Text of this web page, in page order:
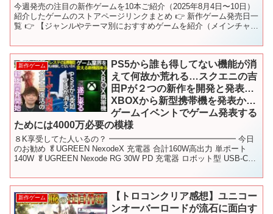
今週発売の注目の新作ゲームを10本ご紹介（2025年8月4日〜10日）
紹介したゲームのストアページリンクまとめ 👉 新作ゲーム発売日一
覧 👉 【ジャンルやテーマ別におすすめゲームを紹介（メインチャン
新作ゲーム
PS5から誰も得してない機能が消
えて何故か荒れる…スクエニの吉
田Pが２つの新作を開発と発表…
XBOXから新型携帯機を発表か…
ゲームイベントでゲーム発表する
ためには4000万必要の模様
８K享受してた人いるの？ ━━━━━━━━━━━━━━━━ 今日
のお勧め 🥬UGREEN NexodeX 充電器 合計160W高出力 単ポート
140W 🥬UGREEN Nexode RG 30W PD 充電器 ロボット型 USB-C
新作ゲーム
【トロコンクリア感想】ユニコー
ンオーバーロードが流石に面白す